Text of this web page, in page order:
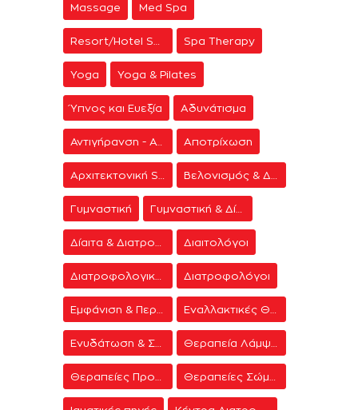
Massage Med Spa
Spa Therapy
Yoga Yoga & Pilates
Ύπνος και Ευεξία Αδυνάτισμα
Αντιγήρανση - Ανάπλαση Προσώπου Αποτρίχωση
Γυμναστική Γυμναστική & Δίαιτα
Διαιτολόγοι
Διατροφολόγοι